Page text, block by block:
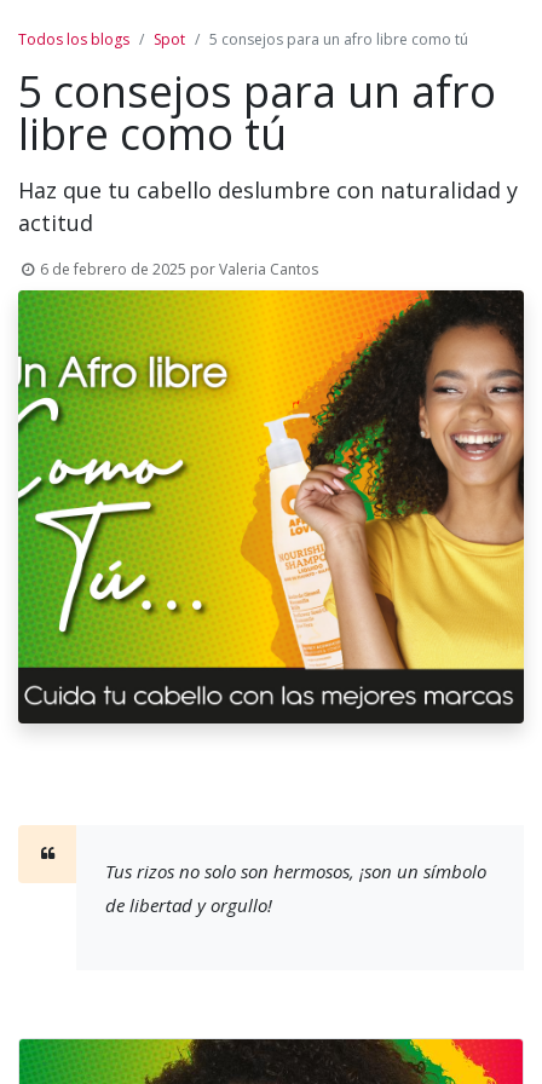
Todos los blogs Spot 5 consejos para un afro libre como tú
5 consejos para un afro
libre como tú
Haz que tu cabello deslumbre con naturalidad y
actitud
6 de febrero de 2025 porValeria Cantos
Tus rizos no solo son hermosos, ¡son un símbolo
de libertad y orgullo!